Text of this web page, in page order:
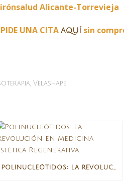
Alicante-Torrevieja
UNA CITA aquísin
, Velashape
POLINUCLEÓTIDOS: LA REVOLUCIÓN EN MEDICINA ESTÉTICA REGENERATIVA